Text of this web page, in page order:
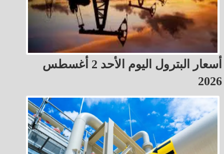
أسعار البترول اليوم الأحد 2 أغسطس
2026